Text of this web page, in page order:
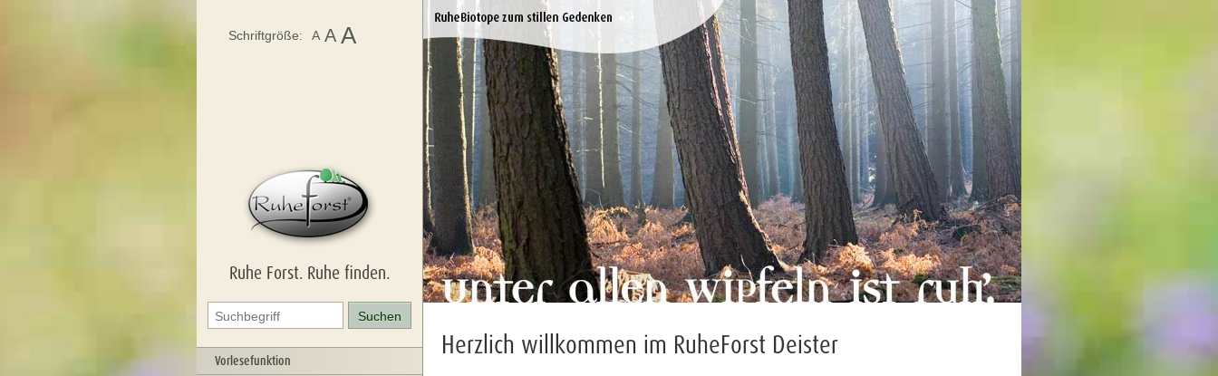
Ruhe Forst. Ruhe finden.
Vorlesefunktion
Schriftgröße: A A A
Herzlich willkommen im RuheForst Deister